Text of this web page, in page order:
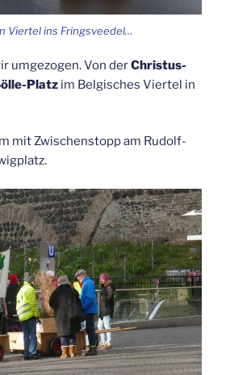
Vier­tel ins Fringsveedel…
umge­zo­gen. Von derChris­tus­
Platz im Bel­gi­sches Vier­tel in
mit Zwi­schen­stopp am Rudolf­